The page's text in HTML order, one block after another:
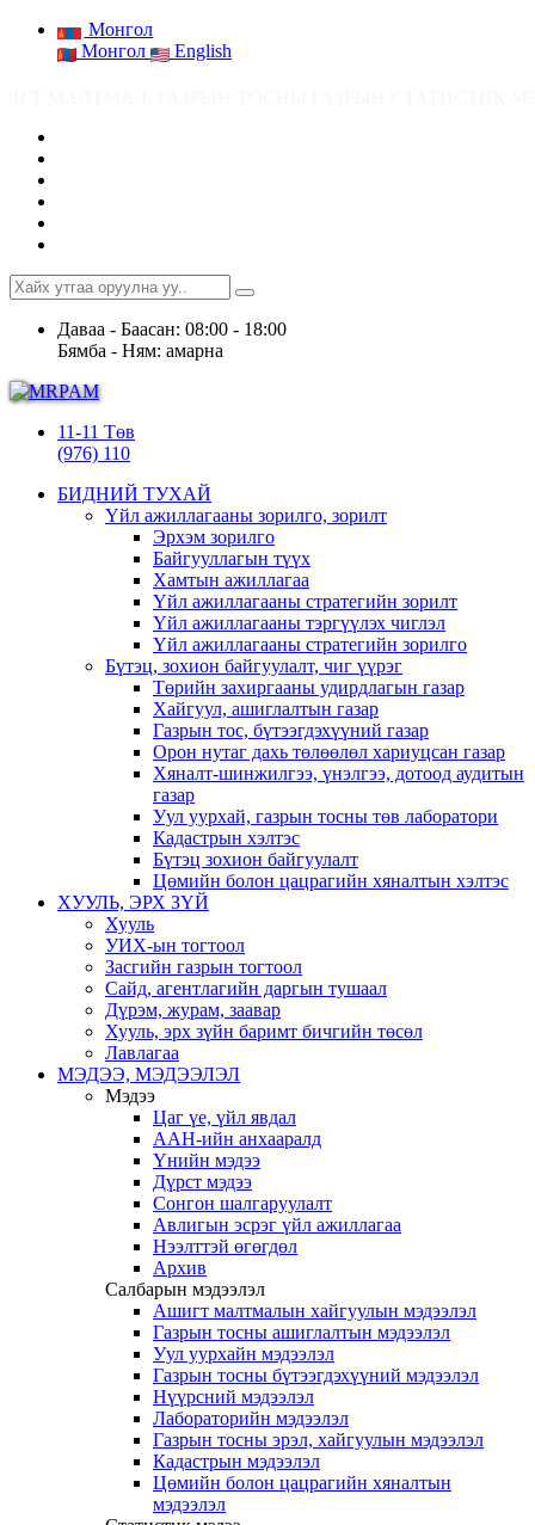
Монгол
Монгол
English
Даваа - Баасан: 08:00 - 18:00
Бямба - Ням: амарна
11-11 Төв
(976) 110
БИДНИЙ ТУХАЙ
Үйл ажиллагааны зорилго, зорилт
Эрхэм зорилго
Байгууллагын түүх
Хамтын ажиллагаа
Үйл ажиллагааны стратегийн зорилт
Үйл ажиллагааны тэргүүлэх чиглэл
Үйл ажиллагааны стратегийн зорилго
Бүтэц, зохион байгуулалт, чиг үүрэг
Төрийн захиргааны удирдлагын газар
Хайгуул, ашиглалтын газар
Газрын тос, бүтээгдэхүүний газар
Орон нутаг дахь төлөөлөл хариуцсан газар
Хяналт-шинжилгээ, үнэлгээ, дотоод аудитын
газар
Уул уурхай, газрын тосны төв лаборатори
Кадастрын хэлтэс
Бүтэц зохион байгуулалт
Цөмийн болон цацрагийн хяналтын хэлтэс
ХУУЛЬ, ЭРХ ЗҮЙ
Хууль
УИХ-ын тогтоол
Засгийн газрын тогтоол
Сайд, агентлагийн даргын тушаал
Дүрэм, журам, заавар
Хууль, эрх зүйн баримт бичгийн төсөл
Лавлагаа
МЭДЭЭ, МЭДЭЭЛЭЛ
Мэдээ
Цаг үе, үйл явдал
ААН-ийн анхааралд
Үнийн мэдээ
Дүрст мэдээ
Сонгон шалгаруулалт
Авлигын эсрэг үйл ажиллагаа
Нээлттэй өгөгдөл
Архив
Салбарын мэдээлэл
Ашигт малтмалын хайгуулын мэдээлэл
Газрын тосны ашиглалтын мэдээлэл
Уул уурхайн мэдээлэл
Газрын тосны бүтээгдэхүүний мэдээлэл
Нүүрсний мэдээлэл
Лабораторийн мэдээлэл
Газрын тосны эрэл, хайгуулын мэдээлэл
Кадастрын мэдээлэл
Цөмийн болон цацрагийн хяналтын
мэдээлэл